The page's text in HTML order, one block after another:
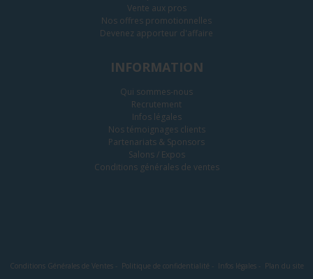
Vente aux pros
Nos offres promotionnelles
Devenez apporteur d'affaire
INFORMATION
Qui sommes-nous
Recrutement
Infos légales
Nos témoignages clients
Partenariats & Sponsors
Salons / Expos
Conditions générales de ventes
Conditions Générales de Ventes- Politique de confidentialité - Infos légales- Plan du site